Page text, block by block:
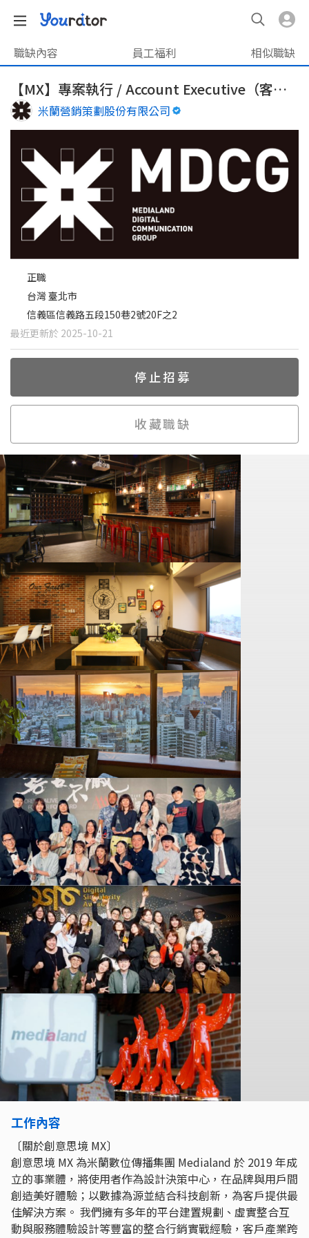
職缺內容 員工福利 相似職缺
【MX】專案執行 / Account Executive（客戶：NPO組織、公部門）
米蘭營銷策劃股份有限公司
正職
台灣 臺北市
信義區信義路五段150巷2號20F之2
最近更新於 2025-10-21
停止招募
收藏職缺
工作內容
〔關於創意思境 MX〕
創意思境 MX 為米蘭數位傳播集團 Medialand 於 2019 年成
立的事業體，將使用者作為設計決策中心，在品牌與用戶間
創造美好體驗；以數據為源並結合科技創新，為客戶提供最
佳解決方案。 我們擁有多年的平台建置規劃、虛實整合互
動與服務體驗設計等豐富的整合行銷實戰經驗，客戶產業跨